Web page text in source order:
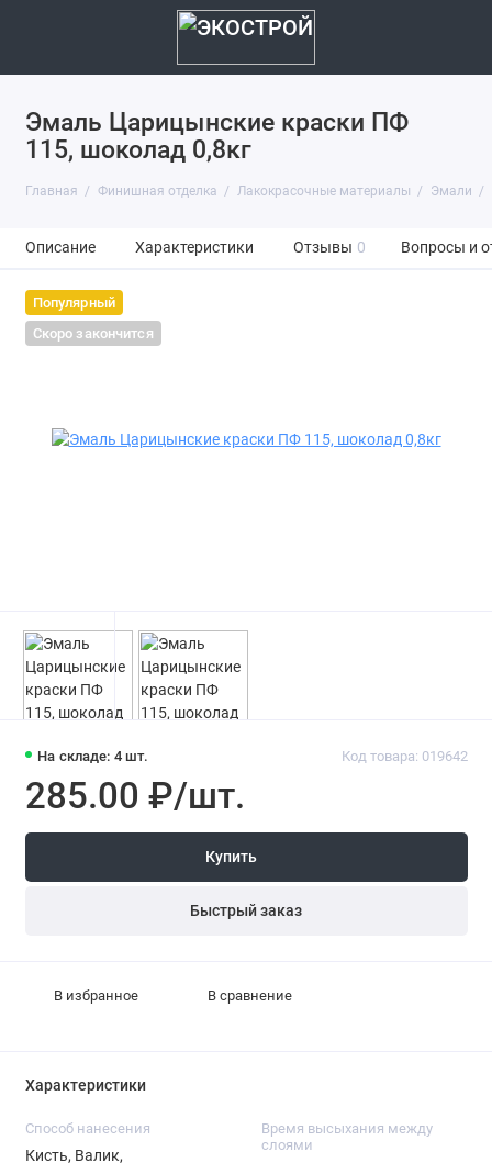
Эмаль Царицынские краски ПФ
115, шоколад 0,8кг
Главная Финишная отделка Лакокрасочные материалы Эмали
Описание Характеристики Отзывы 0 Вопросы и
Популярный
Скоро закончится
На складе: 4 шт. Код товара: 019642
285.00 ₽/шт.
Купить
Быстрый заказ
В избранное В сравнение
Характеристики
Способ нанесения
Кисть, Валик,
Время высыхания между
слоями